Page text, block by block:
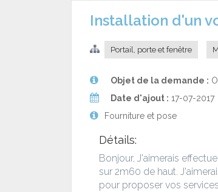
Installation d'un
Portail, porte et fenêtre
Objet de la demande :
Date d'ajout : 17-07-2017
Fourniture et pose
Détails:
Bonjour, J'aimerais
sur 2m60 de haut.
pour proposer vos